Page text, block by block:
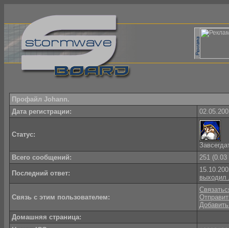
Профайл Johann.
Дата регистрации:
Статус:
Всего сообщений:
251
Последний ответ:
выходил
Связь с этим пользователем:
Домашняя страница: